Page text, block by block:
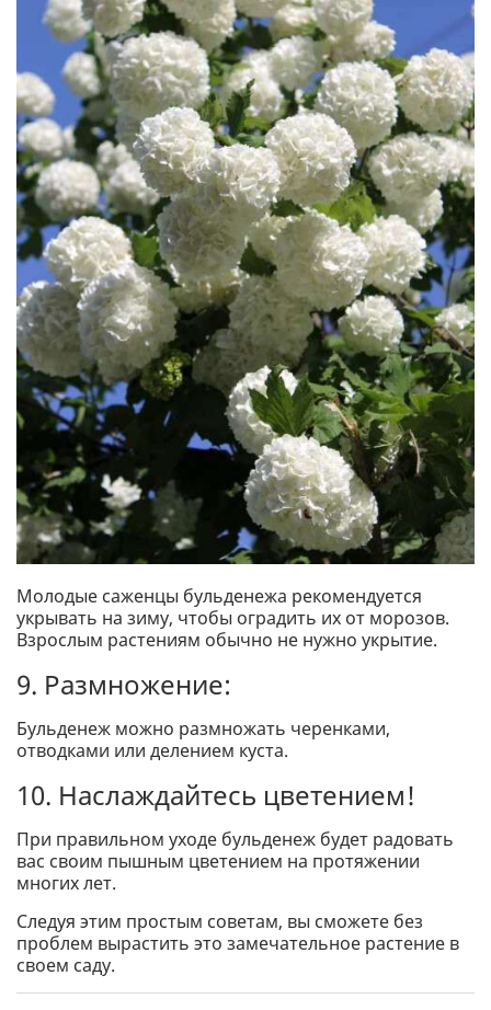
Молодые саженцы бульденежа рекомендуется
укрывать на зиму, чтобы оградить их от морозов.
Взрослым растениям обычно не нужно укрытие.
9. Размножение:
Бульденеж можно размножать черенками,
отводками или делением куста.
10. Наслаждайтесь цветением!
При правильном уходе бульденеж будет радовать
вас своим пышным цветением на протяжении
многих лет.
Следуя этим простым советам, вы сможете без
проблем вырастить это замечательное растение в
своем саду.